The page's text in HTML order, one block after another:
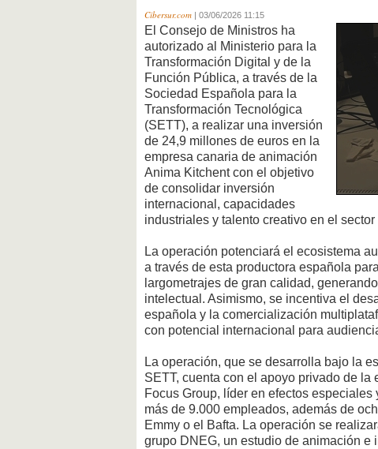
Cibersur.com 03/06/2026 11:15
El Consejo de Ministros ha
autorizado al Ministerio para la
Transformación Digital y de la
Función Pública, a través de la
Sociedad Española para la
Transformación Tecnológica
(SETT), a realizar una inversión
de 24,9 millones de euros en la
empresa canaria de animación
Anima Kitchent con el objetivo
de consolidar inversión
internacional, capacidades
industriales y talento creativo en el
La operación potenciará el ecosistema
a través de esta productora española
largometrajes de gran calidad,
intelectual. Asimismo, se incentiva el
española y la comercialización
con potencial internacional para
La operación, que se desarrolla bajo la
SETT, cuenta con el apoyo privado de
Focus Group, líder en efectos
más de 9.000 empleados, además de
Emmy o el Bafta. La operación se
grupo DNEG, un estudio de animación